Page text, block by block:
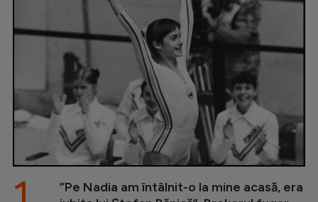
”Pe Nadia am întâlnit-o la mine acasă, era